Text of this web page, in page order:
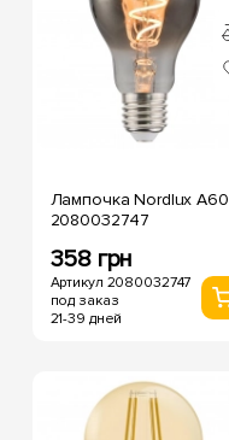
Лампочка Nordlux А60
2080032747
358 грн
Артикул 2080032747
под заказ
21-39 дней